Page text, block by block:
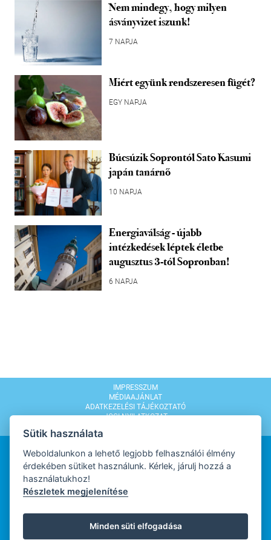
Nem mindegy, hogy milyen
ásványvizet iszunk!
7 NAPJA
Miért együnk rendszeresen fügét?
EGY NAPJA
Búcsúzik Soprontól Sato Kasumi
japán tanárnő
10 NAPJA
Energiaválság - újabb
intézkedések léptek életbe
augusztus 3-tól Sopronban!
6 NAPJA
IMPRESSZUM
MÉDIAAJÁNLAT
ADATKEZELÉSI TÁJÉKOZTATÓ
JOGI NYILATKOZAT
WEBDESIGN
Sütik használata
Weboldalunkon a lehető legjobb felhasználói élmény
érdekében sütiket használunk. Kérlek, járulj hozzá a
használatukhoz!
Részletek megjelenítése
Minden süti elfogadása